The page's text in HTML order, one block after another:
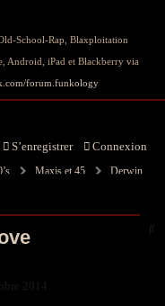
School-Rap, Blaxploitation
Android, iPad et Blackberry via
forum.funkology
2014
Connexion
S’enregistrer
Maxis et 45 Derwin